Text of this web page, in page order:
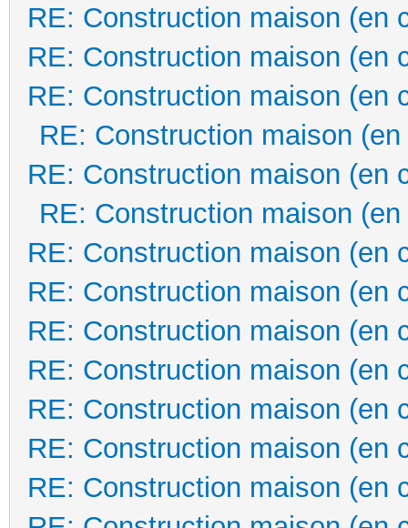
RE: Construction maison (en
RE: Construction maison (en
RE: Construction maison (en
RE: Construction maison
RE: Construction maison (en
RE: Construction maison
RE: Construction maison (en
RE: Construction maison (en
RE: Construction maison (en
RE: Construction maison (en
RE: Construction maison (en
RE: Construction maison (en
RE: Construction maison (en